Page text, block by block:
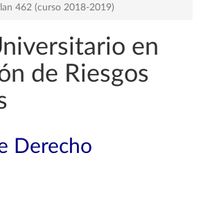
462 (curso 2018-2019)
en
de Riesgos
Derecho